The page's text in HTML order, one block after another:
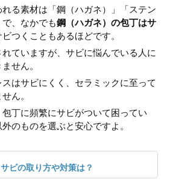
る素材は「鋼（ハガネ）」「ステン
、なかでも鋼（ハガネ）の包丁はサ
ビつくこともあるほどです。
ていますが、サビに悩んでいる人に
せん。
はサビにくく、セラミックに至って
ん。
丁に頻繁にサビがついて困ってい
のものを選ぶと安心ですよ。
ビの取り方や対策は？